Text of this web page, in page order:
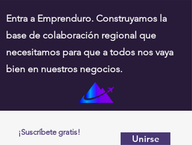
Entra a Emprenduro. Construyamos la
base de colaboración regional que
necesitamos para que a todos nos vaya
bien en nuestros negocios.
¡Suscríbete gratis!
Unirse